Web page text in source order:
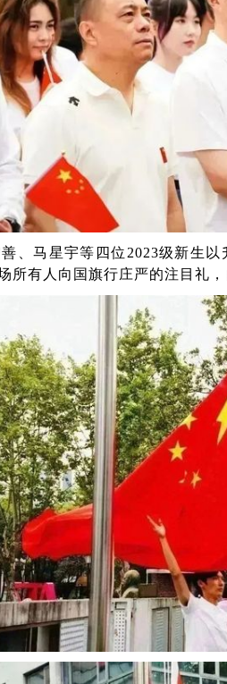
、马星宇等四位 2023级新生以
有人向国旗行庄严的注目礼，